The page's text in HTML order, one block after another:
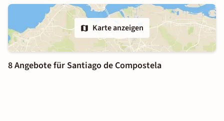
Karte anzeigen
8 Angebote für Santiago de Compostela